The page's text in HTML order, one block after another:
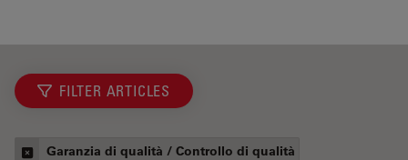
FILTER ARTICLES
Garanzia di qualità / Controllo di qualità